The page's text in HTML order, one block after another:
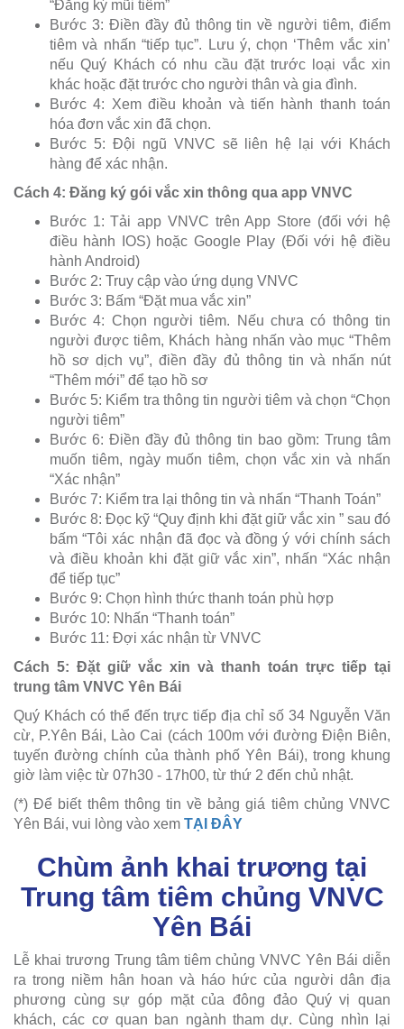
“Đăng ký mũi tiêm”
Bước 3: Điền đầy đủ thông tin về người tiêm, điểm
tiêm và nhấn “tiếp tục”. Lưu ý, chọn ‘Thêm vắc xin’
nếu Quý Khách có nhu cầu đặt trước loại vắc xin
khác hoặc đặt trước cho người thân và gia đình.
Bước 4: Xem điều khoản và tiến hành thanh toán
hóa đơn vắc xin đã chọn.
Bước 5: Đội ngũ VNVC sẽ liên hệ lại với Khách
hàng để xác nhận.
Cách 4: Đăng ký gói vắc xin thông qua app VNVC
Bước 1: Tải app VNVC trên App Store (đối với hệ
điều hành IOS) hoặc Google Play (Đối với hệ điều
hành Android)
Bước 2: Truy cập vào ứng dụng VNVC
Bước 3: Bấm “Đặt mua vắc xin”
Bước 4: Chọn người tiêm. Nếu chưa có thông tin
người được tiêm, Khách hàng nhấn vào mục “Thêm
hồ sơ dịch vụ”, điền đầy đủ thông tin và nhấn nút
“Thêm mới” để tạo hồ sơ
Bước 5: Kiểm tra thông tin người tiêm và chọn “Chọn
người tiêm”
Bước 6: Điền đầy đủ thông tin bao gồm: Trung tâm
muốn tiêm, ngày muốn tiêm, chọn vắc xin và nhấn
“Xác nhận”
Bước 7: Kiểm tra lại thông tin và nhấn “Thanh Toán”
Bước 8: Đọc kỹ “Quy định khi đặt giữ vắc xin ” sau đó
bấm “Tôi xác nhận đã đọc và đồng ý với chính sách
và điều khoản khi đặt giữ vắc xin”, nhấn “Xác nhận
để tiếp tục”
Bước 9: Chọn hình thức thanh toán phù hợp
Bước 10: Nhấn “Thanh toán”
Bước 11: Đợi xác nhận từ VNVC
Cách 5: Đặt giữ vắc xin và thanh toán trực tiếp tại
trung tâm VNVC Yên Bái
Quý Khách có thể đến trực tiếp địa chỉ số 34 Nguyễn Văn
cừ, P.Yên Bái, Lào Cai (cách 100m với đường Điện Biên,
tuyến đường chính của thành phố Yên Bái), trong khung
giờ làm việc từ 07h30 - 17h00, từ thứ 2 đến chủ nhật.
(*) Để biết thêm thông tin về bảng giá tiêm chủng VNVC
Yên Bái, vui lòng vào xem TẠI ĐÂY
Chùm ảnh khai trương tại
Trung tâm tiêm chủng VNVC
Yên Bái
Lễ khai trương Trung tâm tiêm chủng VNVC Yên Bái diễn
ra trong niềm hân hoan và háo hức của người dân địa
phương cùng sự góp mặt của đông đảo Quý vị quan
khách, các cơ quan ban ngành tham dự. Cùng nhìn lại